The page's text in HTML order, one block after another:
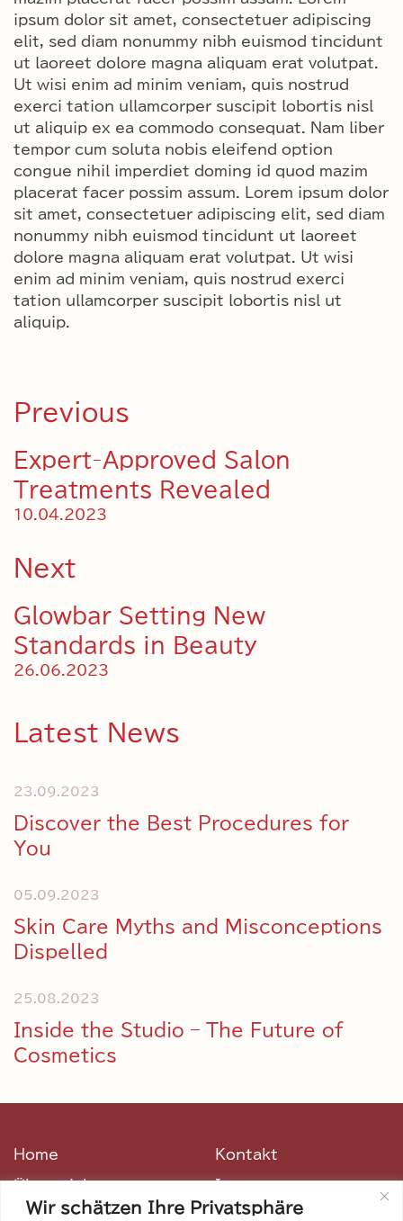
Wir schätzen Ihre Privatsphäre
ipsum dolor sit amet, consectetuer adipiscing
elit, sed diam nonummy nibh euismod tincidunt
ut laoreet dolore magna aliquam erat volutpat.
Ut wisi enim ad minim veniam, quis nostrud
exerci tation ullamcorper suscipit lobortis nisl
ut aliquip ex ea commodo consequat. Nam liber
tempor cum soluta nobis eleifend option
congue nihil imperdiet doming id quod mazim
placerat facer possim assum. Lorem ipsum dolor
sit amet, consectetuer adipiscing elit, sed diam
nonummy nibh euismod tincidunt ut laoreet
dolore magna aliquam erat volutpat. Ut wisi
enim ad minim veniam, quis nostrud exerci
tation ullamcorper suscipit lobortis nisl ut
aliquip.
Previous
Expert-Approved Salon
Treatments Revealed
10.04.2023
Next
Glowbar Setting New
Standards in Beauty
26.06.2023
Latest News
23.09.2023
Discover the Best Proce­dures for
You
05.09.2023
Skin Care Myths and Misconcep­tions
Dispelled
25.08.2023
Inside the Studio – The Future of
Cosmetics
Home
Über mich
Filmografie
Kontakt
Impressum
Datenschutz